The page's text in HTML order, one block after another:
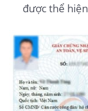
được thể